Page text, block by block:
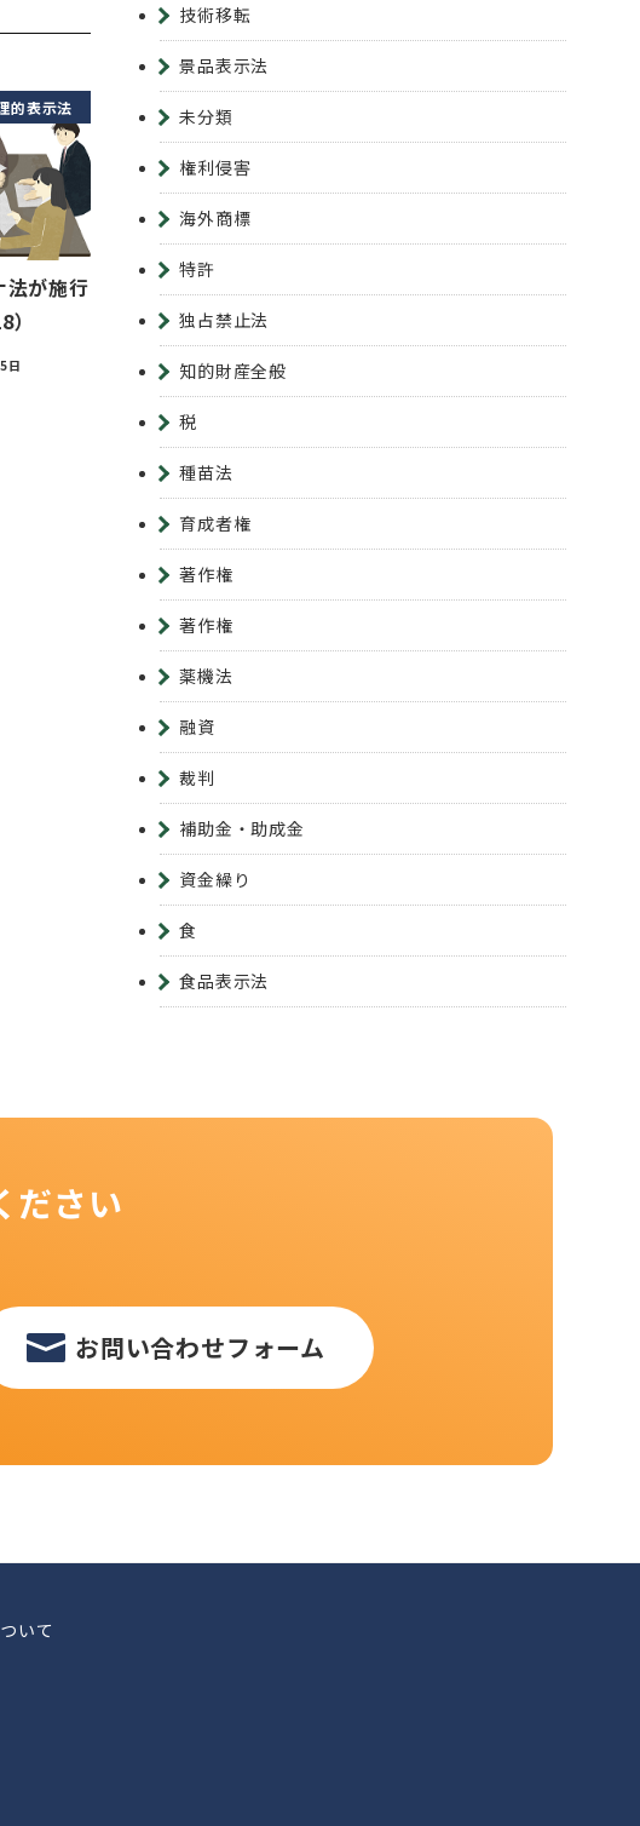
的表示法
法が施行
日
技術移転
景品表示法
未分類
権利侵害
海外商標
特許
独占禁止法
知的財産全般
税
種苗法
育成者権
著作権
著作権
薬機法
融資
裁判
補助金・助成金
資金繰り
食
食品表示法
ださい
お問い合わせフォーム
いて